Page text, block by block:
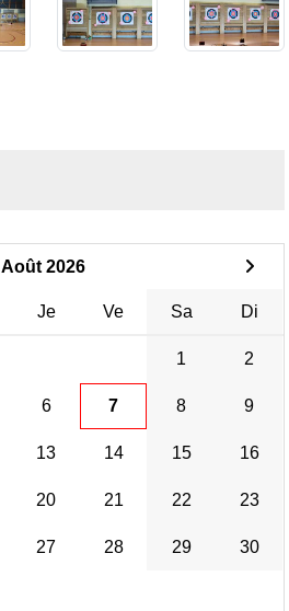
Août 2026
Je Ve Sa Di
1 2
6 7 8 9
13 14 15 16
20 21 22 23
27 28 29 30